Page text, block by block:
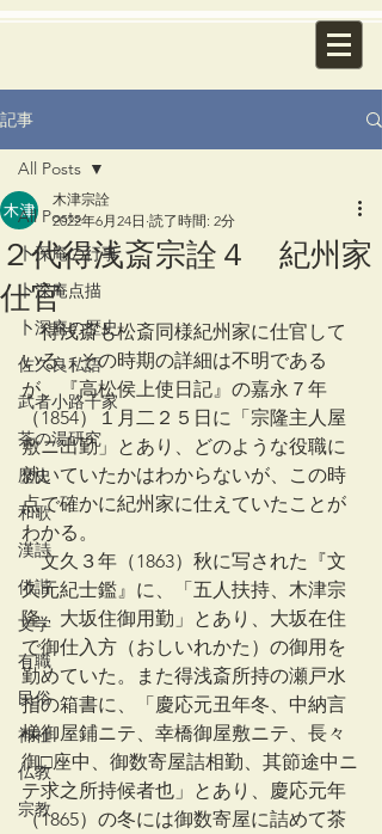
記事
All Posts
卜深庵の行事
卜深庵点描
卜深庵の歴史
佐久良私語
武者小路千家
茶の湯研究
歴史
和歌
漢詩
俳諧
文学
有職
民俗
神社
仏教
宗教
All Posts
２代得浅斎宗詮４ 紀州家
仕官
木津宗詮
2022年6月24日 読了時間: 2分
得浅斎も松斎同様紀州家に仕官して
いる。その時期の詳細は不明である
が、『高松侯上使日記』の嘉永７年
（1854）１月二２５日に「宗隆主人屋
敷ニ出勤」とあり、どのような役職に
就いていたかはわからないが、この時
点で確かに紀州家に仕えていたことが
わかる。
文久３年（1863）秋に写された『文
久元紀士鑑』に、「五人扶持、木津宗
隆、大坂住御用勤」とあり、大坂在住
で御仕入方（おしいれかた）の御用を
勤めていた。また得浅斎所持の瀬戸水
指の箱書に、「慶応元丑年冬、中納言
様御屋鋪ニテ、幸橋御屋敷ニテ、長々
御□座中、御数寄屋詰相勤、其節途中ニ
テ求之所持候者也」とあり、慶応元年
（1865）の冬には御数寄屋に詰めて茶